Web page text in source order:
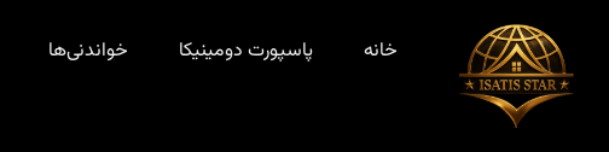
خانه پاسپورت دومینیکا خواندنی‌ها